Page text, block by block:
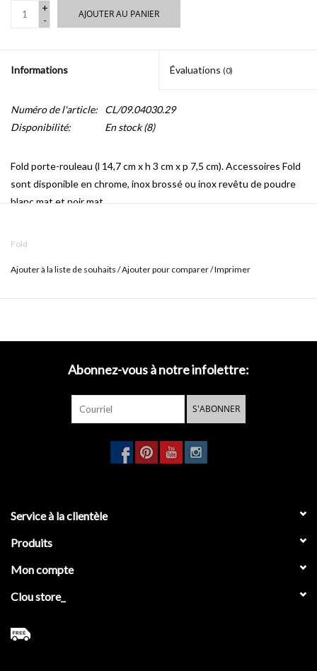
+
-
AJOUTER AU PANIER
Informations Évaluations (0)
Numéro de l'article:
CL/09.04030.29
Disponibilité:
En stock(8)
Fold porte-rouleau (l 14,7 cm x h 3 cm x p 7,5 cm). Accessoires Fold
sont disponible en chrome, inox brossé ou inox revêtu de poudre
blanc mat et noir mat.
Fold
Ajouter à la liste de souhaits /Ajouter pour comparer/Imprimer
Abonnez-vous à notre infolettre:
S'ABONNER
Service à la clientèle
Produits
Mon compte
Clou store_